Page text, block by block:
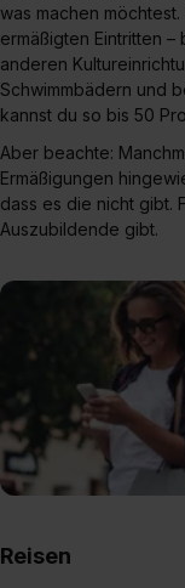
was machen
ermäßigten Eintritten
anderen
Schwimmbädern und
kannst du so bis 50
Aber beachte:
Ermäßigungen
dass es die nicht gibt.
Auszubildende gibt.
Reisen